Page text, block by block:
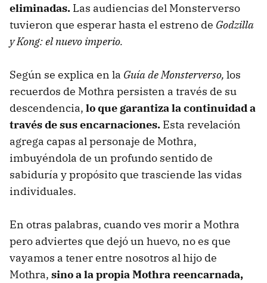
eliminadas. Las audiencias del Monsterverso
tuvieron que esperar hasta el estreno de Godzilla
y Kong: el nuevo imperio.
Según se explica en la Guía de Monsterverso, los
recuerdos de Mothra persisten a través de su
descendencia, lo que garantiza la continuidad a
través de sus encarnaciones. Esta revelación
agrega capas al personaje de Mothra,
imbuyéndola de un profundo sentido de
sabiduría y propósito que trasciende las vidas
individuales.
En otras palabras, cuando ves morir a Mothra
pero adviertes que dejó un huevo, no es que
vayamos a tener entre nosotros al hijo de
Mothra, sino a la propia Mothra reencarnada,